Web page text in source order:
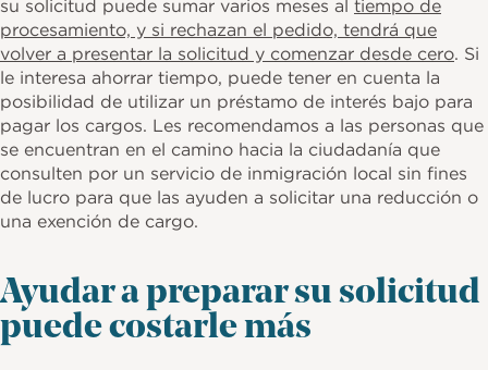
su solicitud puede sumar varios meses al tiempo de
procesamiento, y si rechazan el pedido, tendrá que
volver a presentar la solicitud y comenzar desde cero. Si
le interesa ahorrar tiempo, puede tener en cuenta la
posibilidad de utilizar un préstamo de interés bajo para
pagar los cargos. Les recomendamos a las personas que
se encuentran en el camino hacia la ciudadanía que
consulten por un servicio de inmigración local sin fines
de lucro para que las ayuden a solicitar una reducción o
una exención de cargo.
Ayudar a preparar su solicitud
puede costarle más